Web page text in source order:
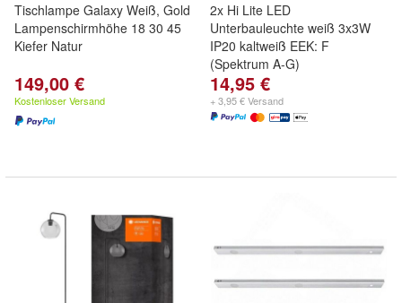
Tischlampe Galaxy Weiß, Gold
Lampenschirmhöhe 18 30 45
Kiefer Natur
149,00 €
Kostenloser Versand
2x Hi Lite LED
Unterbauleuchte weiß 3x3W
IP20 kaltweiß EEK: F
(Spektrum A-G)
14,95 €
+ 3,95 € Versand